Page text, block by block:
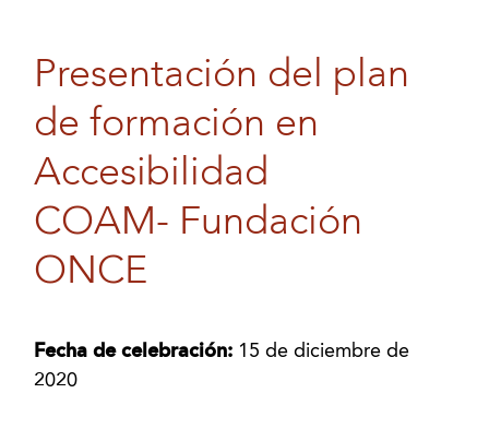
Presentación del plan
de formación en
Accesibilidad
COAM- Fundación
ONCE
Fecha de celebración: 15 de diciembre de
2020